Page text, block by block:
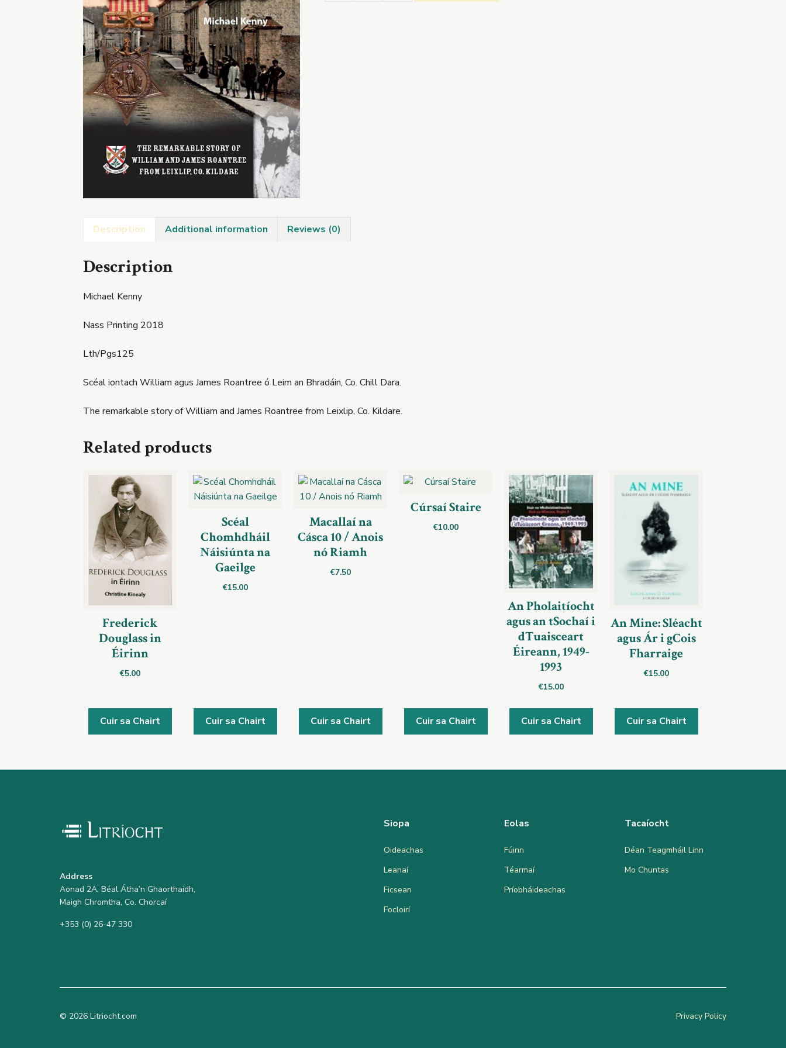
Description Additional information Reviews (0)
Description
Michael Kenny
Nass Printing 2018
Lth/Pgs125
Scéal iontach William agus James Roantree ó Leim an Bhradáin, Co. Chill Dara.
The remarkable story of William and James Roantree from Leixlip, Co. Kildare.
Related products
Frederick
Douglass in
Éirinn
€5.00
Cuir sa Chairt
Scéal
Chomhdháil
Náisiúnta na
Gaeilge
€15.00
Cuir sa Chairt
Macallaí na
Cásca 10 / Anois
nó Riamh
€7.50
Cuir sa Chairt
Cúrsaí Staire
€10.00
Cuir sa Chairt
An Pholaitíocht
agus an tSochaí i
dTuaisceart
Éireann, 1949-
1993
€15.00
Cuir sa Chairt
An Mine: Sléacht
agus Ár i gCois
Fharraige
€15.00
Cuir sa Chairt
Address
Aonad 2A, Béal Átha’n Ghaorthaidh,
Maigh Chromtha, Co. Chorcaí
+353 (0) 26-47 330
Siopa
Oideachas
Leanaí
Ficsean
Focloirí
Eolas
Fúinn
Téarmaí
Príobháideachas
Tacaíocht
Déan Teagmháil Linn
Mo Chuntas
© 2026 Litriocht.com Privacy Policy